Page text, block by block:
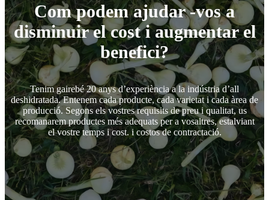
Com podem ajudar -vos a
disminuir el cost i augmentar el
benefici?
Tenim gairebé 20 anys d’experiència a la indústria d’all
deshidratada. Entenem cada producte, cada varietat i cada àrea de
producció. Segons els vostres requisits de preu i qualitat, us
recomanarem productes més adequats per a vosaltres, estalviant
el vostre temps i cost. i costos de contractació.